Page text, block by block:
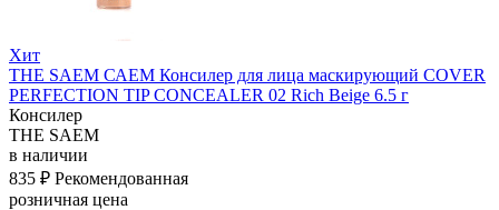
Хит
THE SAEM САЕМ Консилер для лица маскирующий COVER
PERFECTION TIP CONCEALER 02 Rich Beige 6.5 г
Консилер
THE SAEM
в наличии
835 ₽ Рекомендованная
розничная цена